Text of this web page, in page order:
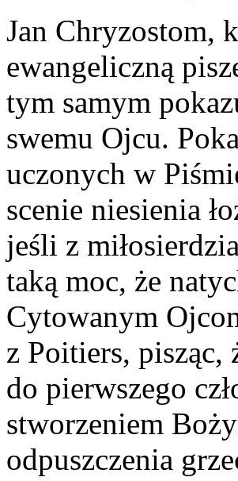
Jan Chryzostom,
ewangeliczną
tym samym
swemu Ojcu.
uczonych w
scenie niesienia
jeśli z
taką moc, że
Cytowanym
z Poitiers, pisząc,
do pierwszego
stworzeniem
odpuszczenia